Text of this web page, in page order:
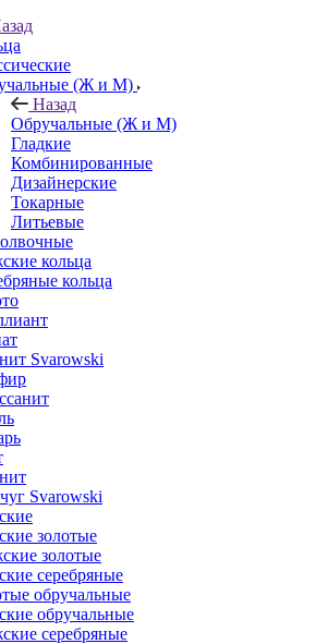
(Ж и М)
Назад
Обручальные (Ж и М)
Гладкие
Комбинированные
Дизайнерские
Токарные
Литьевые
кольца
кольца
Svarowski
Svarowski
золотые
золотые
серебряные
обручальные
обручальные
серебряные